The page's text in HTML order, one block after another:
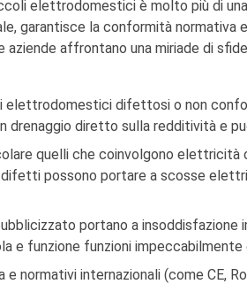
elettrodomestici è molto più di
garantisce la conformità normativa
aziende affrontano una miriade di
elettrodomestici difettosi o non
drenaggio diretto sulla redditività e
quelli che coinvolgono elettricità
possono portare a scosse
portano a insoddisfazione
e funzione funzioni
normativi internazionali (come CE,